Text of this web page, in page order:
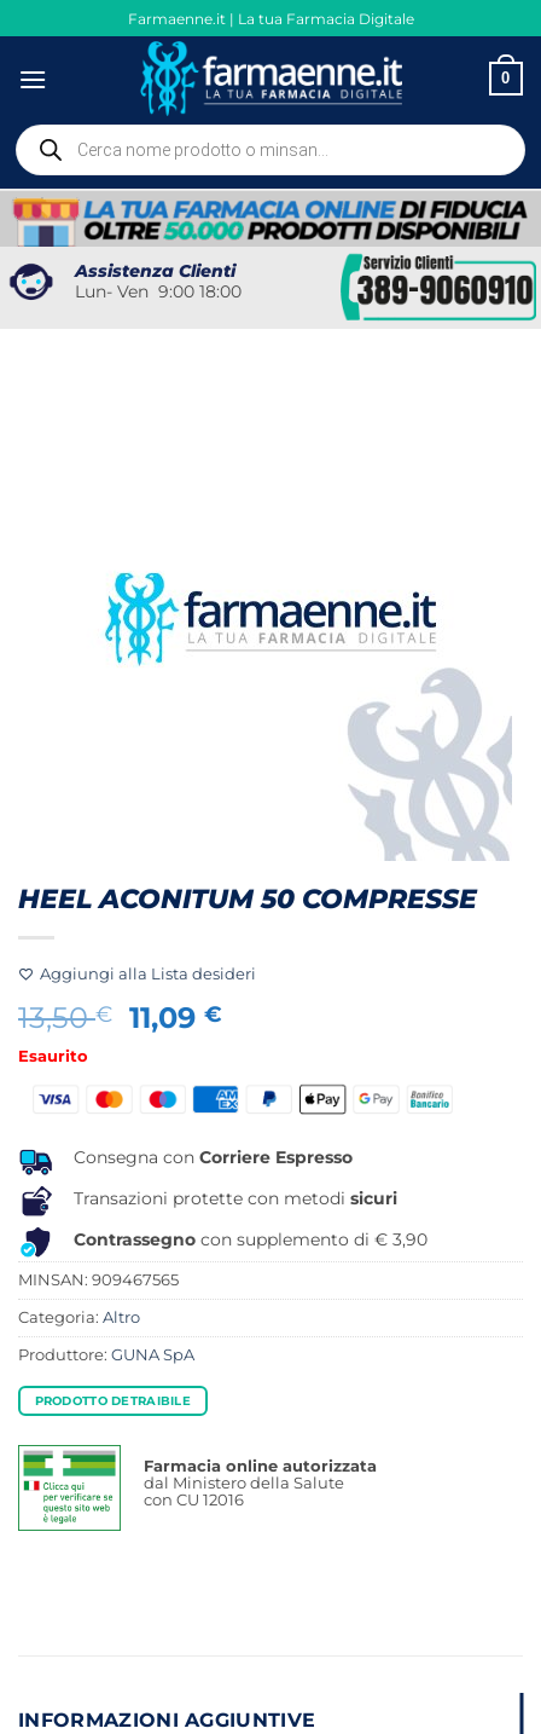
ai
contenuti
Farmaenne.it | La tua Farmacia Digitale
0
Ricerca
prodotti
Assistenza Clienti
Lun- Ven 9:00 18:00
HEEL ACONITUM 50 COMPRESSE
Aggiungi alla Lista desideri
13,50€
Il
era:
11,09€
attuale
è:
Esaurito
Consegna con Corriere Espresso
Transazioni protette con metodi sicuri
Contrassegno con supplemento di € 3,90
MINSAN: 909467565
Categoria: Altro
Produttore: GUNA SpA
PRODOTTO DETRAIBILE
Farmacia online autorizzata
dal Ministero della Salute
con CU 12016
INFORMAZIONI AGGIUNTIVE